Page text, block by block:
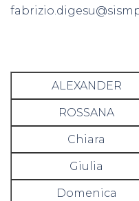
ALEXANDER
ROSSANA
Chiara
Giulia
Domenica